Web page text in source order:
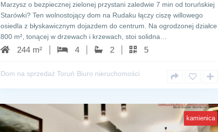
Marzysz o bezpiecznej zielonej przystani zaledwie 7 min od toruńskiej
Starówki? Ten wolnostojący dom na Rudaku łączy ciszę willowego
osiedla z błyskawicznym dojazdem do centrum. Na ogrodzonej działce
800 m², tonącej w drzewach i krzewach, stoi solidna…
244 m² 4 2 5
Dom na sprzedaż Toruń Biuro nieruchomości
kamienica